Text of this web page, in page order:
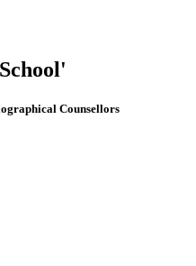
Counsellors